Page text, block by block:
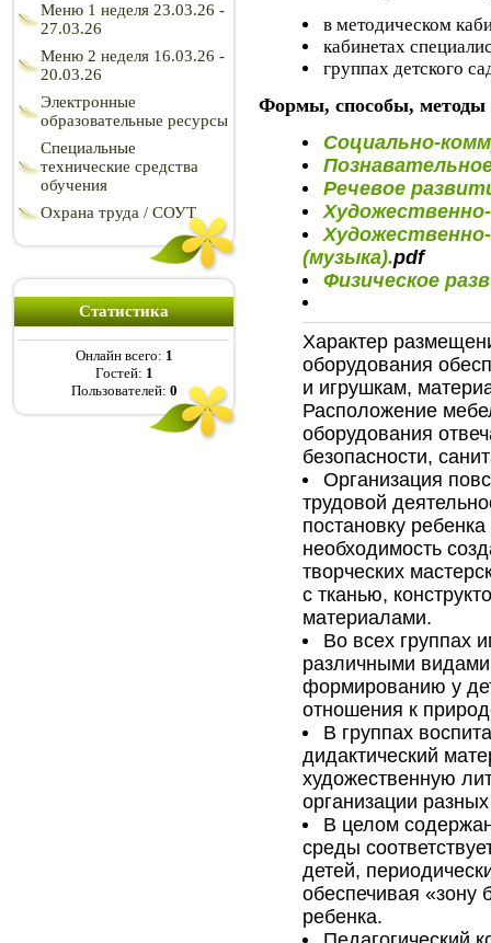
Меню 1 неделя 23.03.26 -
27.03.26
Меню 2 неделя 16.03.26 -
20.03.26
Электронные
образовательные ресурсы
Специальные
технические средства
обучения
Охрана труда / СОУТ
Статистика
Онлайн всего: 1
Гостей: 1
Пользователей: 0
в методическом
кабинетах
группах детского
Формы, способы, методы
Социально-
Речевое
(музыка).pdf
Физическое
Характер
оборудования
и игрушкам,
Расположение
оборудования
безопасности,
Организация
трудовой
постановку
необходимость
творческих
с тканью,
материалами.
Во всех группах
различными
формированию у
отношения к
В группах
дидактический
художественную
организации
В целом
среды
детей,
обеспечивая «зону
ребенка.